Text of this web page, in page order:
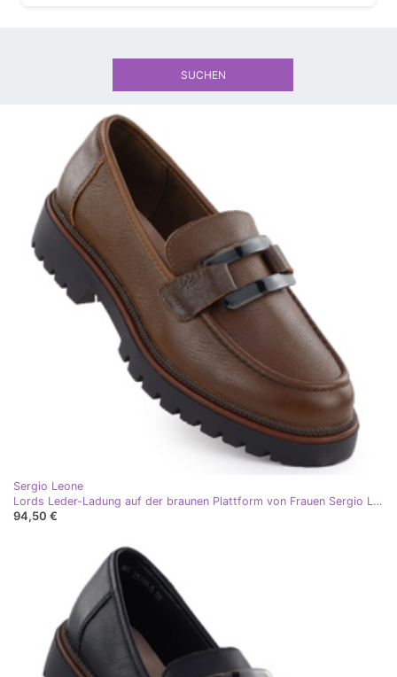
Sergio Leone
Lords Leder-Ladung auf der braunen Plattform von Frauen Sergio Leone MK25166-S
94,50 €
SUCHEN